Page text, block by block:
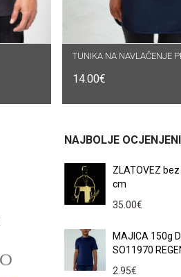
TUNIKA NA NAVLAČENJE
14.00€
ODABERI OPCIJE
NAJBOLJE
ZLATOVEZ
cm
35.00€
MAJICA 150g
SO11970
2.95€